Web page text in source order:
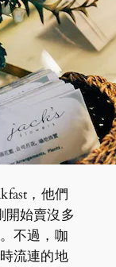
，他們
開始賣沒多
不過，咖
流連的地